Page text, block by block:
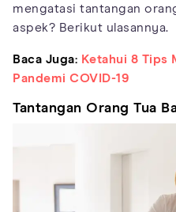
mengatasi tantangan
aspek? Berikut ulasannya.
Baca Juga: Ketahui 8 Tips
Pandemi COVID-19
Tantangan Orang Tua